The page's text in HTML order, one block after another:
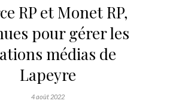
RP et Monet RP,
pour gérer les
médias de
Lapeyre
4 août 2022